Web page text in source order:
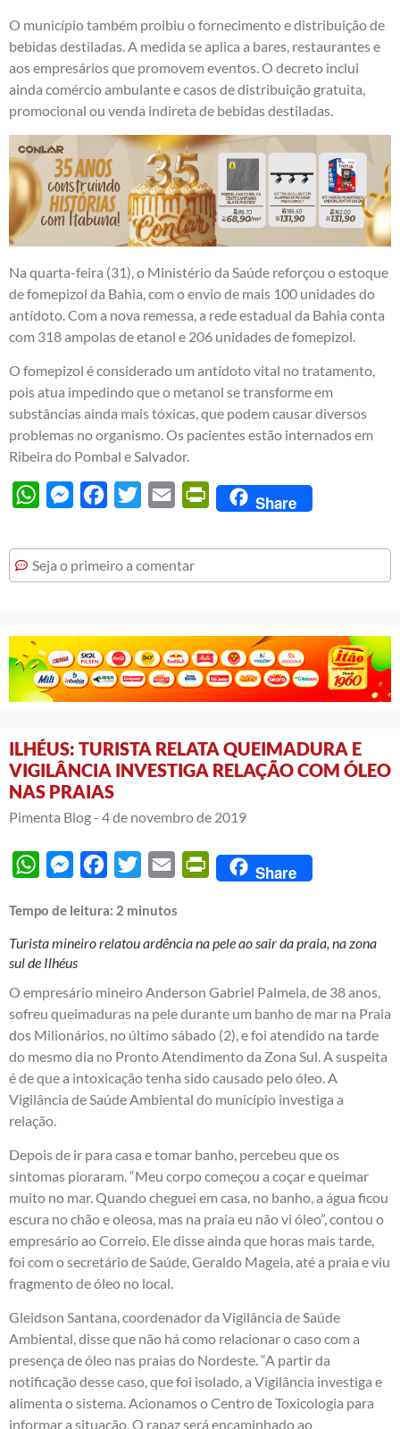
O município também proibiu o fornecimento e distribuição de
bebidas destiladas. A medida se aplica a bares, restaurantes e
aos empresários que promovem eventos. O decreto inclui
ainda comércio ambulante e casos de distribuição gratuita,
promocional ou venda indireta de bebidas destiladas.
Na quarta-feira (31), o Ministério da Saúde reforçou o estoque
de fomepizol da Bahia, com o envio de mais 100 unidades do
antídoto. Com a nova remessa, a rede estadual da Bahia conta
com 318 ampolas de etanol e 206 unidades de fomepizol.
O fomepizol é considerado um antídoto vital no tratamento,
pois atua impedindo que o metanol se transforme em
substâncias ainda mais tóxicas, que podem causar diversos
problemas no organismo. Os pacientes estão internados em
Ribeira do Pombal e Salvador.
WhatsAppMessengerFacebook
Twitter Email PrintFriendly
Share
Seja o primeiro a comentar
ILHÉUS: TURISTA RELATA QUEIMADURA E
VIGILÂNCIA INVESTIGA RELAÇÃO COM ÓLEO
NAS PRAIAS
Pimenta Blog - 4 de novembro de 2019
WhatsAppMessengerFacebook
Twitter Email PrintFriendly
Share
Tempo de leitura: 2 minutos
Turista mineiro relatou ardência na pele ao sair da praia, na zona
sul de Ilhéus
O empresário mineiro Anderson Gabriel Palmela, de 38 anos,
sofreu queimaduras na pele durante um banho de mar na Praia
dos Milionários, no último sábado (2), e foi atendido na tarde
do mesmo dia no Pronto Atendimento da Zona Sul. A suspeita
é de que a intoxicação tenha sido causado pelo óleo. A
Vigilância de Saúde Ambiental do município investiga a
relação.
Depois de ir para casa e tomar banho, percebeu que os
sintomas pioraram. “Meu corpo começou a coçar e queimar
muito no mar. Quando cheguei em casa, no banho, a água ficou
escura no chão e oleosa, mas na praia eu não vi óleo”, contou o
empresário ao Correio. Ele disse ainda que horas mais tarde,
foi com o secretário de Saúde, Geraldo Magela, até a praia e viu
fragmento de óleo no local.
Gleidson Santana, coordenador da Vigilância de Saúde
Ambiental, disse que não há como relacionar o caso com a
presença de óleo nas praias do Nordeste. “A partir da
notificação desse caso, que foi isolado, a Vigilância investiga e
alimenta o sistema. Acionamos o Centro de Toxicologia para
informar a situação. O rapaz será encaminhado ao